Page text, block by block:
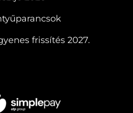
frissítés 2027.